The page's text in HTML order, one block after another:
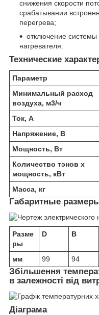
снижения скорости
срабатывании
перегрева;
отключение
нагревателя.
Технические
Параметр
Минимальный расход
воздуха, м3/ч
Ток, А
Напряжение, В
Мощность, Вт
Количество тэнов х
мощность, кВт
Масса, кг
Габаритные
Разме
ры
D B
мм 99 94
Збільшення
в залежності від
Діаграма